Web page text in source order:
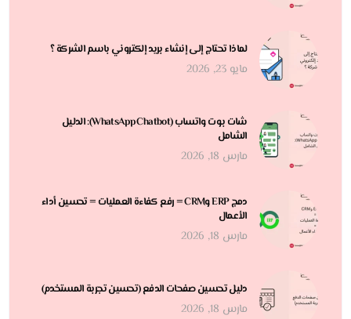
لماذا تحتاج إلى إنشاء بريد إلكتروني باسم الشركة ؟
مايو 23, 2026
شات بوت واتساب (WhatsApp Chatbot): الدليل
الشامل
مارس 18, 2026
دمج ERP وCRM = رفع كفاءة العمليات = تحسين أداء
الأعمال
مارس 18, 2026
دليل تحسين صفحات الدفع (تحسين تجربة المستخدم)
مارس 18, 2026